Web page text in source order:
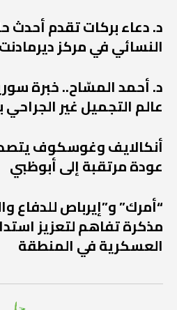
د. دعاء بركات تقدم أحدث
النسائي في مركز
د. أحمد المسّاح.. خبرة
عالم التجميل غير الجراحي
عودة مرتقبة إلى أبوظبي
“أمرك” و”إيرباص للدفاع
مذكرة تفاهم لتعزيز
العسكرية في المنطقة